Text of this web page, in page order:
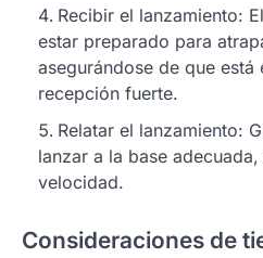
Recibir el lanzamiento:
estar preparado para
asegurándose de que está
recepción fuerte.
Relatar el lanzamiento:
lanzar a la base
velocidad.
Consideraciones de